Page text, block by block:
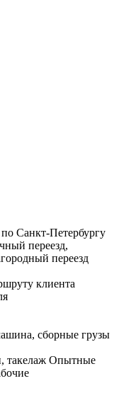
Санкт­-Петербургу
переезд,
переезд
клиента
сборные грузы
такелаж Опытные